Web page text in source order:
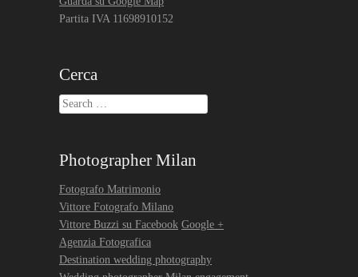
Partita IVA 11698910152
Cerca
Search
Photographer Milan
Fotografo Matrimonio
Vittore Fotografo Milano
Vittore Buzzi su Facebook Google +
Agenzia Fotografica
Destination wedding photography